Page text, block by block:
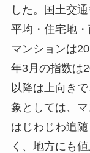
した。国土交
平均・住宅地・
マンションは
年3月の指数は
以降は上向き
象としては、
はじわじわ追
く、地方にも